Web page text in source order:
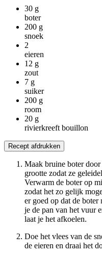
30 g
boter
200 g
snoek
2
eieren
12 g
zout
7 g
suiker
200 g
room
20 g
rivierkreeft bouillon
Recept afdrukken
Maak bruine boter
grootte zodat ze
Verwarm de boter op
zodat het zo gelijk
er goed op dat de
je de pan van het vuur
laat je het afkoelen.
Doe het vlees van de
de eieren en draai het